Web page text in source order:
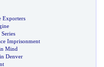
Exporters
Imprisonment
Mind
Denver